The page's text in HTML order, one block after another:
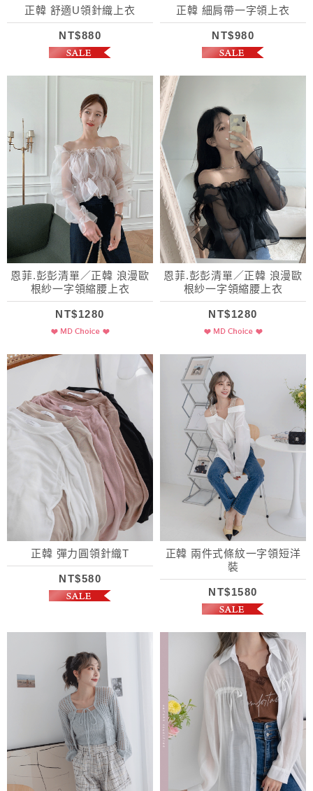
正韓 舒適U領針織上衣
NT$880
正韓 細肩帶一字領上衣
NT$980
恩菲.彭彭清單／正韓 浪漫歐
根紗一字領縮腰上衣
NT$1280
恩菲.彭彭清單／正韓 浪漫歐
根紗一字領縮腰上衣
NT$1280
正韓 彈力圓領針織T
NT$580
正韓 兩件式條紋一字領短洋
裝
NT$1580